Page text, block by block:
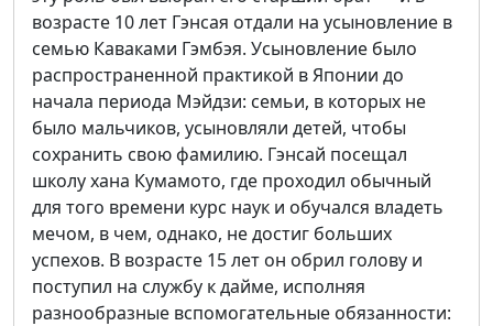
возрасте 10 лет Гэнсая отдали на усыновление в
семью Каваками Гэмбэя. Усыновление было
распространенной практикой в Японии до
начала периода Мэйдзи: семьи, в которых не
было мальчиков, усыновляли детей, чтобы
сохранить свою фамилию. Гэнсай посещал
школу хана Кумамото, где проходил обычный
для того времени курс наук и обучался владеть
мечом, в чем, однако, не достиг больших
успехов. В возрасте 15 лет он обрил голову и
поступил на службу к дайме, исполняя
разнообразные вспомогательные обязанности: